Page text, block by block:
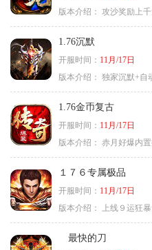
版本介绍： 攻沙奖励上
1.76沉默
开服时间： 11月/17日
版本介绍： 独家沉默+自
1.76金币复古
开服时间： 11月/17日
版本介绍： 赤月好爆内
１７６专属极品
开服时间： 11月/17日
版本介绍：
上线９运狂
最快的刀